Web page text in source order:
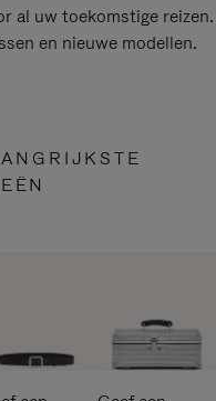
al uw toekomstige reizen.
en nieuwe modellen.